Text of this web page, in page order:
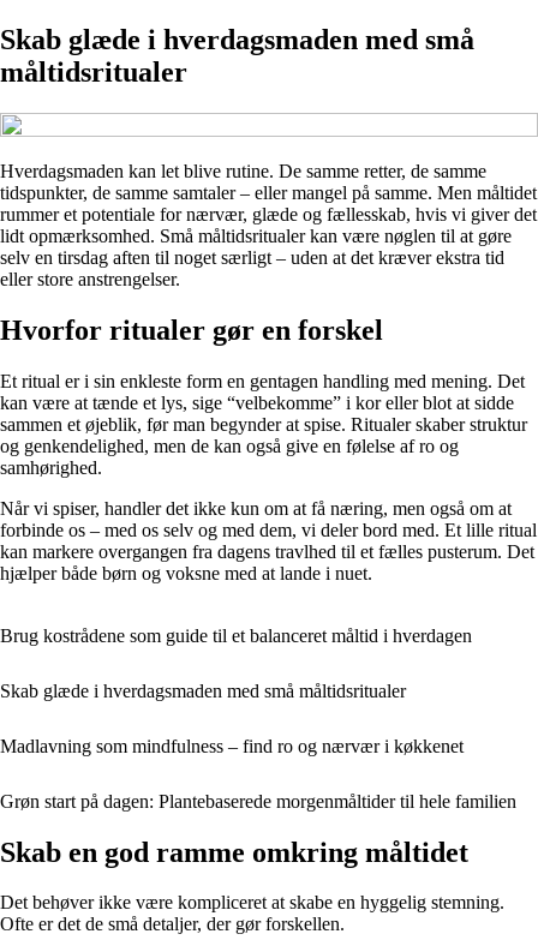
Skab glæde i hverdagsmaden med små
måltidsritualer
Hverdagsmaden kan let blive rutine. De samme retter, de samme
tidspunkter, de samme samtaler – eller mangel på samme. Men måltidet
rummer et potentiale for nærvær, glæde og fællesskab, hvis vi giver det
lidt opmærksomhed. Små måltidsritualer kan være nøglen til at gøre
selv en tirsdag aften til noget særligt – uden at det kræver ekstra tid
eller store anstrengelser.
Hvorfor ritualer gør en forskel
Et ritual er i sin enkleste form en gentagen handling med mening. Det
kan være at tænde et lys, sige “velbekomme” i kor eller blot at sidde
sammen et øjeblik, før man begynder at spise. Ritualer skaber struktur
og genkendelighed, men de kan også give en følelse af ro og
samhørighed.
Når vi spiser, handler det ikke kun om at få næring, men også om at
forbinde os – med os selv og med dem, vi deler bord med. Et lille ritual
kan markere overgangen fra dagens travlhed til et fælles pusterum. Det
hjælper både børn og voksne med at lande i nuet.
Brug kostrådene som guide til et balanceret måltid i hverdagen
Skab glæde i hverdagsmaden med små måltidsritualer
Madlavning som mindfulness – find ro og nærvær i køkkenet
Grøn start på dagen: Plantebaserede morgenmåltider til hele familien
Skab en god ramme omkring måltidet
Det behøver ikke være kompliceret at skabe en hyggelig stemning.
Ofte er det de små detaljer, der gør forskellen.